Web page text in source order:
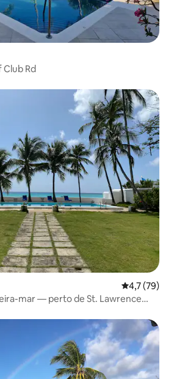
Club Rd
4,7 de uma
4,7 (79)
mar — perto de St. Lawrence